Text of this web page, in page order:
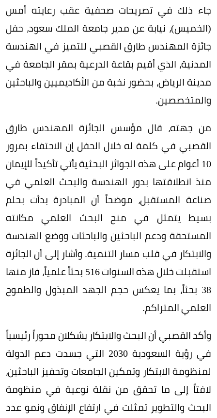
جاء ذلك في تصريحات صحفية عقب رعايته أمس
(الخميس)، نيابة عن مدير جامعة الملك سعود، حفل
جائزة المهندس طارق القصبي للتميز في الهندسة
المدنية، الذي أقيم بقاعة الدرعية بمقر الجامعة في
مدينة الرياض، بحضور نخبة من الأكاديميين والباحثين
والمتخصصين.
من جهته، قال مؤسس الجائزة المهندس طارق
القصبي في كلمة له خلال الحفل إن الاحتفاء بمرور
10 أعوام على هذه الجوائز البحثية يأتي تأكيداً للإيمان
منذ انطلاقتها بدور الهندسة والبحث العلمي في
صناعة المستقبل، موضحاً أن المبادرة بدأت بحلم
بسيط يتمثل في منح البحث العلمي مكانته
المستحقة ودعم الباحثين والباحثات ووضع الهندسة
والابتكار في قلب مسار التنمية. وأشار إلى أن الجائزة
استقبلت خلال هذه السنوات 516 بحثاً علمياً، فاز منها
38 بحثاً، بما يعكس حجم الجهد المبذول والطموح
العلمي المتراكم.
وأكد القصبي أن البحث والابتكار يشكلان محوراً رئيسياً
في رؤية السعودية 2030 التي جسدت دعم الدولة
لمنظومة الابتكار وتمكين الجامعات وتحفيز الباحثين،
لافتاً إلى ما تحقق من نقلة نوعية في منظومة
البحث والتطوير تمثلت في ارتفاع الإنفاق ونمو عدد